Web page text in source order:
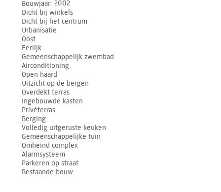
Bouwjaar 2002
Dicht bij winkels
Dicht bij het centrum
Urbanisatie
Oost
Eerlijk
Gemeenschappelijk zwembad
Airconditioning
Open haard
Uitzicht op de bergen
Overdekt terras
Ingebouwde kasten
Privéterras
Berging
Volledig uitgeruste keuken
Gemeenschappelijke tuin
Omheind complex
Alarmsysteem
Parkeren op straat
Bestaande bouw